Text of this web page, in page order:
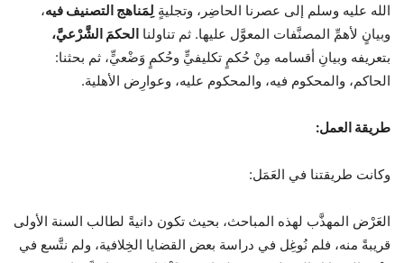
الله عليه وسلم إلى عصرنا الحاضِر، وتجليةٍ لِمَناهج التصنيف فيه،
وبيانٍ لأهمِّ المصنَّفات المعوَّل عليها. ثم تناولنا الحكمَ الشَّرْعيَّ،
بتعريفه وبيانِ أقسامه مِنْ حُكمٍ تكليفيٍّ وحُكمٍ وَضْعيٍّ، ثم بحثنا:
الحاكم، والمحكوم فيه، والمحكوم عليه، وعوارِض الأهلية.
طريقة العمل:
وكانت طريقتنا في العَمَل:
العَرْض المهذَّب لهذه المباحث، بحيث تكون دانيةً لطالب السنة الأولى
قريبةً منه، فلم نُوغِل في دراسة بعض القضايا الخِلافية، ولم نتَّسع في